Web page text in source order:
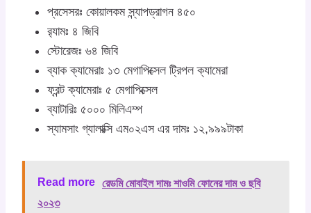
প্রসেসরঃ কোয়ালকম স্ন্যাপড্রাগন ৪৫০
র‍্যামঃ ৪ জিবি
স্টোরেজঃ ৬৪ জিবি
ব্যাক ক্যামেরাঃ ১৩ মেগাপিক্সেল ট্রিপল ক্যামেরা
ফ্রন্ট ক্যামেরাঃ ৫ মেগাপিক্সেল
ব্যাটারিঃ ৫০০০ মিলিএম্প
স্যামসাং গ্যালাক্সি এম০২এস এর দামঃ ১২,৯৯৯টাকা
Read more রেডমি মোবাইল দামঃ শাওমি ফোনের দাম ও ছবি
২০২৩